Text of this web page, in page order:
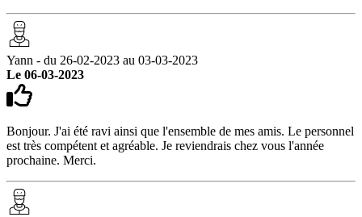
Yann - du 26-02-2023 au 03-03-2023
Le 06-03-2023
Bonjour. J'ai été ravi ainsi que l'ensemble de mes amis. Le personnel
est très compétent et agréable. Je reviendrais chez vous l'année
prochaine. Merci.